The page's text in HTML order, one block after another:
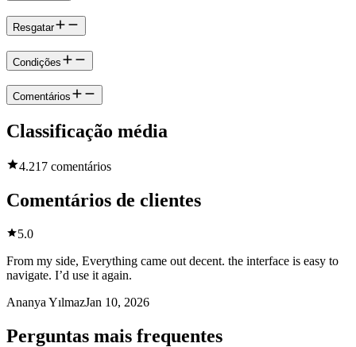
Resgatar
Condições
Comentários
Classificação média
4.217 comentários
Comentários de clientes
5.0
From my side, Everything came out decent. the interface is easy to
navigate. I’d use it again.
Ananya YılmazJan 10, 2026
Perguntas mais frequentes